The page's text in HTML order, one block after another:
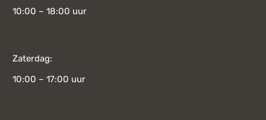
10:00 – 18:00 uur
Zaterdag:
10:00 – 17:00 uur